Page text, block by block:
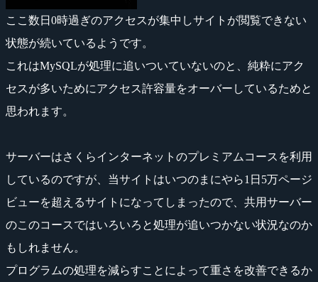
ここ数日0時過ぎのアクセスが集中しサイトが閲覧できない
状態が続いているようです。
これはMySQLが処理に追いついていないのと、純粋にアク
セスが多いためにアクセス許容量をオーバーしているためと
思われます。
サーバーはさくらインターネットのプレミアムコースを利用
しているのですが、当サイトはいつのまにやら1日5万ページ
ビューを超えるサイトになってしまったので、共用サーバー
のこのコースではいろいろと処理が追いつかない状況なのか
もしれません。
プログラムの処理を減らすことによって重さを改善できるか